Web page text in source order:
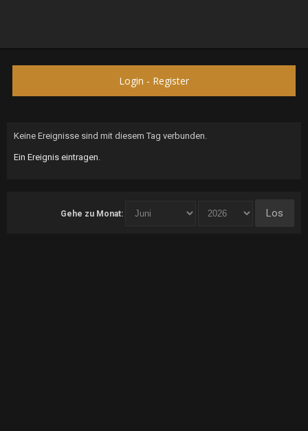
Login - Register
Keine Ereignisse sind mit diesem Tag verbunden.
Ein Ereignis eintragen.
Gehe zu Monat: